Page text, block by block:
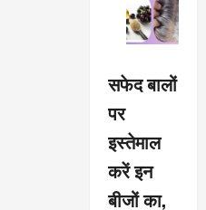
सफेद बालों
पर
इस्तेमाल
करें इन
बीजों का,